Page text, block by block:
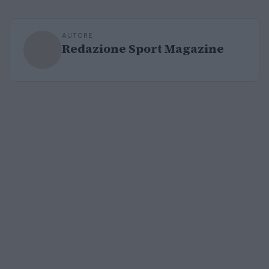
AUTORE
Redazione Sport Magazine